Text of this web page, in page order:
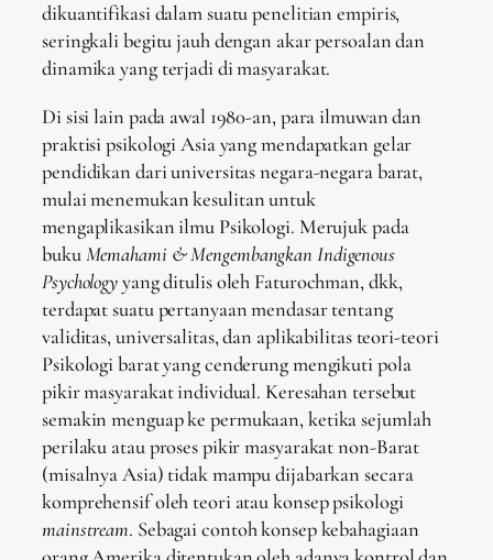
dikuantifikasi dalam suatu penelitian empiris,
seringkali begitu jauh dengan akar persoalan dan
dinamika yang terjadi di masyarakat.
Di sisi lain pada awal 1980-an, para ilmuwan dan
praktisi psikologi Asia yang mendapatkan gelar
pendidikan dari universitas negara-negara barat,
mulai menemukan kesulitan untuk
mengaplikasikan ilmu Psikologi. Merujuk pada
bukuMemahami & Mengembangkan Indigenous
Psychologyyang ditulis oleh Faturochman, dkk,
terdapat suatu pertanyaan mendasar tentang
validitas, universalitas, dan aplikabilitas teori-teori
Psikologi barat yang cenderung mengikuti pola
pikir masyarakat individual. Keresahan tersebut
semakin menguap ke permukaan, ketika sejumlah
perilaku atau proses pikir masyarakat non-Barat
(misalnya Asia) tidak mampu dijabarkan secara
komprehensif oleh teori atau konsep psikologi
mainstream. Sebagai contoh konsep kebahagiaan